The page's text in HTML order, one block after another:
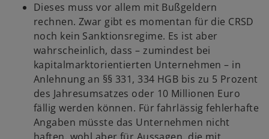
Dieses muss vor allem mit Bußgeldern
rechnen. Zwar gibt es momentan für die CRSD
noch kein Sanktionsregime. Es ist aber
wahrscheinlich, dass – zumindest bei
kapitalmarktorientierten Unternehmen – in
Anlehnung an §§ 331, 334 HGB bis zu 5 Prozent
des Jahresumsatzes oder 10 Millionen Euro
fällig werden können. Für fahrlässig fehlerhafte
Angaben müsste das Unternehmen nicht